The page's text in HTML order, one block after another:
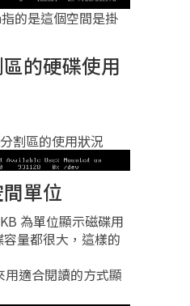
的是這個空間是掛
的硬碟使用
割區的使用狀況
單位
為單位顯示磁碟用
量都很大，這樣的
用適合閱讀的方式顯